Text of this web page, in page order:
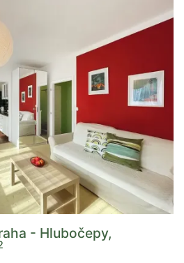
- Hlubočepy,